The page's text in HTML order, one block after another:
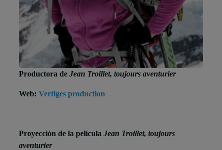
Productora de Jean Troillet, toujours aventurier
Web: Vertiges production
Proyección de la película Jean Troillet, toujours
aventurier